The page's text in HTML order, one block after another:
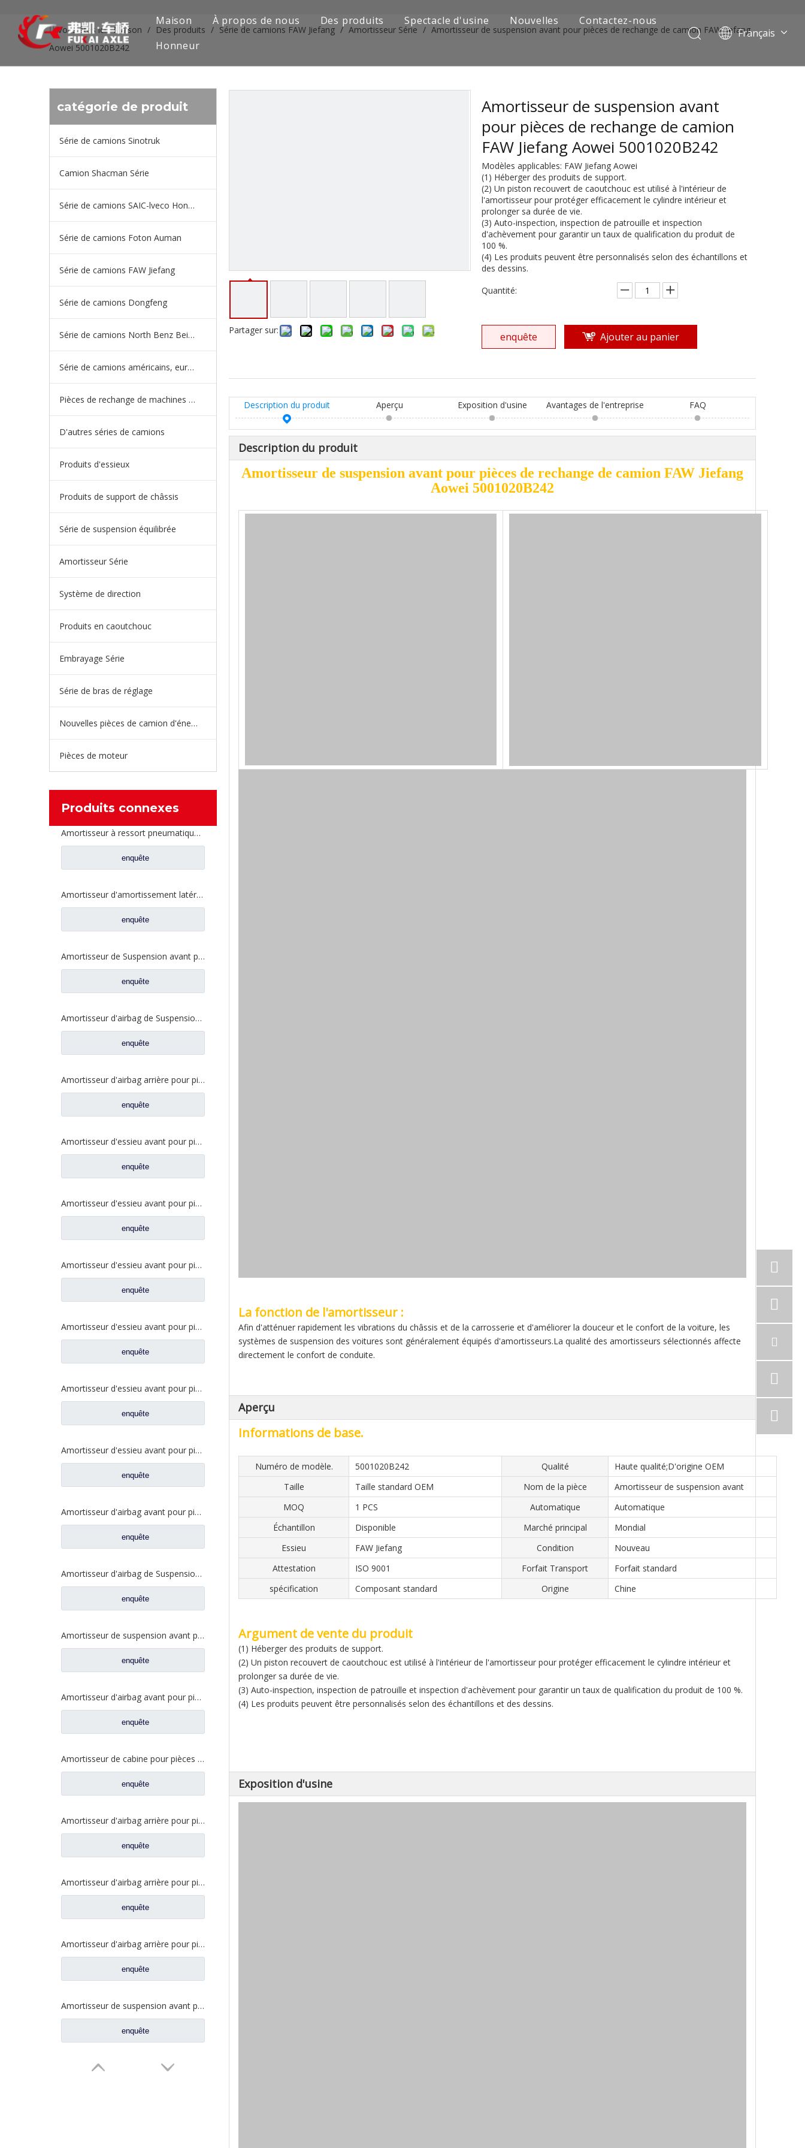
Maison À propos de nous Des produits
Série de camions SAIC-lveco Hongyan
Série de camions européens et japonais
Pièces de rechange de machines d'ingénierie de camion minier
Spectacle d'usine Nouvelles
Contactez-nous
Honneur
Français
Pусский
Vous êtes ici: Maison / Des produits / Série de camions FAW Jiefang / Amortisseur Série / Amortisseur de suspension avant pour pièces de rechange de camion FAW Jiefang
Aowei 5001020B242
catégorie de produit
Série de camions Sinotruk
Camion Shacman Série
Série de camions SAIC-lveco Hongyan
Série de camions Foton Auman
Série de camions FAW Jiefang
Série de camions Dongfeng
Série de camions North Benz Beiben
Série de camions américains, européens et japonais
Pièces de rechange de machines d'ingénierie de camion minier
D'autres séries de camions
Produits d'essieux
Produits de support de châssis
Série de suspension équilibrée
Amortisseur Série
Système de direction
Produits en caoutchouc
Embrayage Série
Série de bras de réglage
Nouvelles pièces de camion d'énergie
Pièces de moteur
Produits connexes
Amortisseur à ressort pneumatique à deux couches pour pièces de rechange de camion de réaménagement FAW Jiefang 2H383
enquête
Amortisseur d'amortissement latéral d'essieu avant pour pièces de rechange de camion FAW Jiefang S3206010-383
enquête
Amortisseur de Suspension avant pour pièces de rechange de camion FAW Jiefang Xindawei 5001020-D850
enquête
Amortisseur d'airbag de Suspension avant pour pièces de rechange de camion FAW Jiefang Tian V 5001025-E18
enquête
Amortisseur d'airbag arrière pour pièces de rechange de camion FAW Jiefang J6 5001020-CA01-B
enquête
Amortisseur d'essieu avant pour pièces de rechange de camion FAW Jiefang Jh6 2905010-DV450
enquête
Amortisseur d'essieu avant pour pièces de rechange automobiles de camion FAW Jiefang Tian V Han V 2905010-D650
enquête
Amortisseur d'essieu avant pour pièces de rechange de camion FAW Jiefang Jh6 J6p 2905010-1086/D
enquête
Amortisseur d'essieu avant pour pièces de rechange de camion FAW Jiefang Aowei 2905010-371
enquête
Amortisseur d'essieu avant pour pièces de rechange de camion FAW Jiefang J6 2905010-13U
enquête
Amortisseur d'essieu avant pour pièces de rechange de camion FAW Jiefang J6 J6p 2905010-71A
enquête
Amortisseur d'airbag avant pour pièces de rechange de camion FAW Jiefang Jh6 5001025A1063-C00
enquête
Amortisseur d'airbag de Suspension avant pour pièces de rechange de camion FAW Jiefang J7 5001025A2000-C00
enquête
Amortisseur de suspension avant pour pièces de rechange de camion FAW Jiefang J6 J6p 5001020-A01
enquête
Amortisseur d'airbag avant pour pièces de rechange de camion FAW Jiefang J6 5001065-B85-C00
enquête
Amortisseur de cabine pour pièces de rechange de camion FAW Jiefang Jh6 5001025-1063-C01
enquête
Amortisseur d'airbag arrière pour pièces de rechange de camion FAW Jiefang Tian V 5001315-E18
enquête
Amortisseur d'airbag arrière pour pièces de rechange de camion FAW Jiefang Jh6 5001315A1063-C00
enquête
Amortisseur d'airbag arrière pour pièces de rechange de camion FAW Jiefang J6 5001320BA09
enquête
Amortisseur de suspension avant pour pièces de rechange de camion FAW Jiefang J6 J6p 5001020-B85-C01
enquête
Partager sur:
Amortisseur de suspension avant
pour pièces de rechange de camion
FAW Jiefang Aowei 5001020B242
Modèles applicables: FAW Jiefang Aowei
(1) Héberger des produits de support.
(2) Un piston recouvert de caoutchouc est utilisé à l'intérieur de
l'amortisseur pour protéger efficacement le cylindre intérieur et
prolonger sa durée de vie.
(3) Auto-inspection, inspection de patrouille et inspection
d'achèvement pour garantir un taux de qualification du produit de
100 %.
(4) Les produits peuvent être personnalisés selon des échantillons et
des dessins.
Quantité:
enquête Ajouter au panier
Description du produit Aperçu Exposition d'usine Avantages de l'entreprise FAQ
Description du produit
Amortisseur de suspension avant pour pièces de rechange de camion FAW Jiefang
Aowei 5001020B242
La fonction de l'amortisseur :
Afin d'atténuer rapidement les vibrations du châssis et de la carrosserie et d'améliorer la douceur et le confort de la voiture, les
systèmes de suspension des voitures sont généralement équipés d'amortisseurs.La qualité des amortisseurs sélectionnés affecte
directement le confort de conduite.
Aperçu
Informations de base.
Numéro de modèle. 5001020B242 Qualité
Haute qualité;D'origine OEM
Taille
Taille standard OEM Nom de la pièce
Amortisseur de suspension avant
MOQ
1 PCS Automatique
Automatique
Échantillon
Disponible Marché principal
Mondial
Essieu
FAW Jiefang Condition
Nouveau
Attestation
ISO 9001 Forfait Transport
Forfait standard
spécification
Composant standard Origine Chine
Argument de vente du produit
(1) Héberger des produits de support.
(2) Un piston recouvert de caoutchouc est utilisé à l'intérieur de l'amortisseur pour protéger efficacement le cylindre intérieur et
prolonger sa durée de vie.
(3) Auto-inspection, inspection de patrouille et inspection d'achèvement pour garantir un taux de qualification du produit de 100 %.
(4) Les produits peuvent être personnalisés selon des échantillons et des dessins.
Exposition d'usine